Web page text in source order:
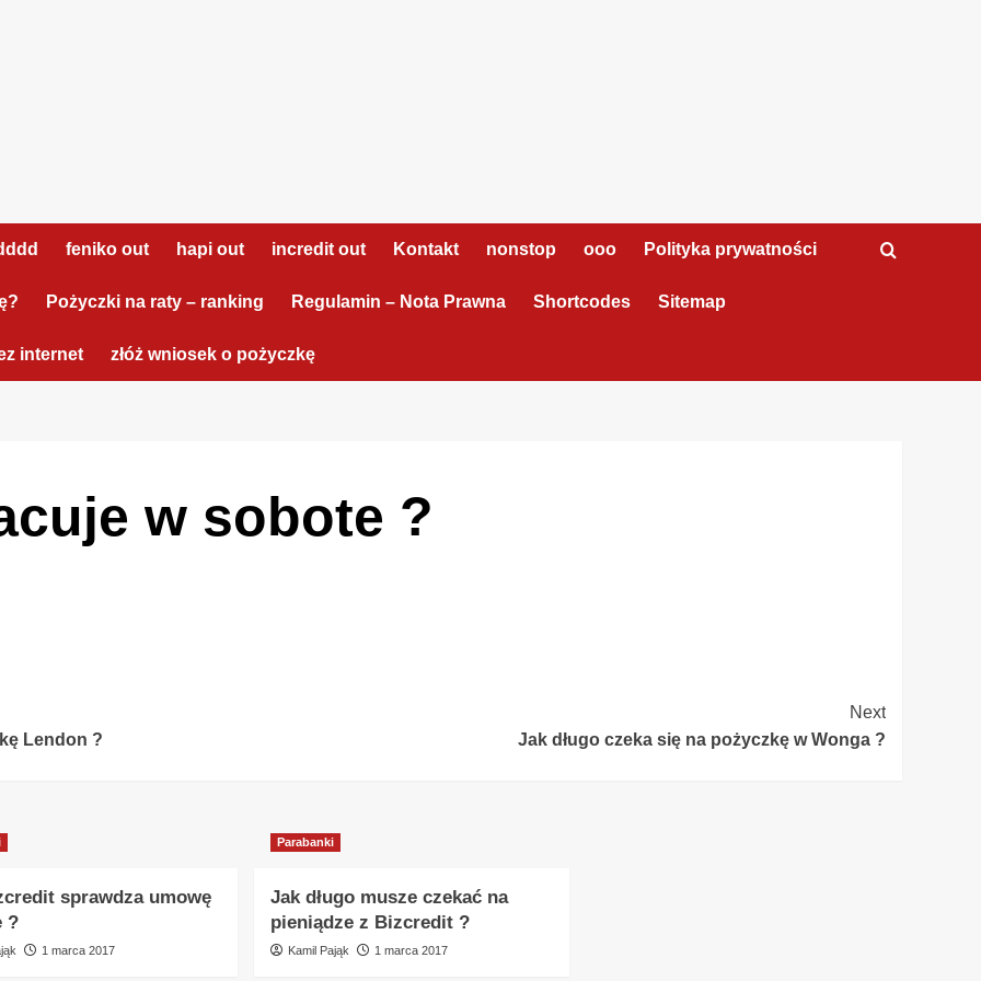
feniko out hapi out incredit out Kontakt nonstop ooo Polityka prywatności
Pożyczki na raty – ranking Regulamin – Nota Prawna Shortcodes Sitemap
internet złóż wniosek o pożyczkę
w sobote ?
Lendon ?
Next
Jak długo czeka się na pożyczkę w Wonga ?
sprawdza umowę
?
1 marca 2017
Parabanki
Jak długo musze czekać na
pieniądze z Bizcredit ?
Kamil Pająk 1 marca 2017